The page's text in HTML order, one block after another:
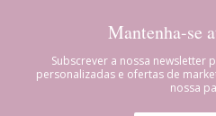
Mantenha-se
Subscrever a nossa newsletter
personalizadas e ofertas de
nossa